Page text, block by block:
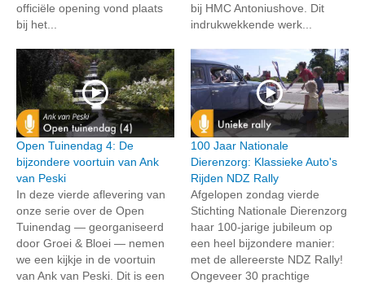
officiële opening vond plaats
bij het...
bij HMC Antoniushove. Dit
indrukwekkende werk...
Open Tuinendag 4: De
bijzondere voortuin van Ank
van Peski
In deze vierde aflevering van
onze serie over de Open
Tuinendag — georganiseerd
door Groei & Bloei — nemen
we een kijkje in de voortuin
van Ank van Peski. Dit is een
100 Jaar Nationale
Dierenzorg: Klassieke Auto's
Rijden NDZ Rally
Afgelopen zondag vierde
Stichting Nationale Dierenzorg
haar 100-jarige jubileum op
een heel bijzondere manier:
met de allereerste NDZ Rally!
Ongeveer 30 prachtige